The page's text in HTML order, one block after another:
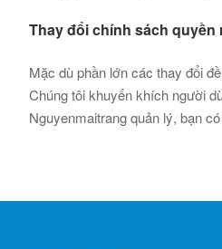
Thay đổi chính sách quyền
Mặc dù phần lớn các thay đổi
Chúng tôi khuyến khích người
Nguyenmaitrang quản lý, bạn